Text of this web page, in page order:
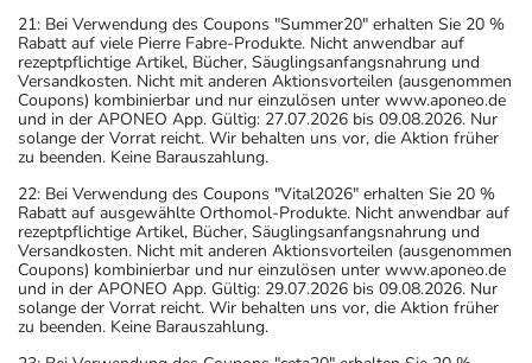
21: Bei Verwendung des Coupons "Summer20" erhalten Sie 20 %
Rabatt auf viele Pierre Fabre-Produkte. Nicht anwendbar auf
rezeptpflichtige Artikel, Bücher, Säuglingsanfangsnahrung und
Versandkosten. Nicht mit anderen Aktionsvorteilen (ausgenommen
Coupons) kombinierbar und nur einzulösen unter www.aponeo.de
und in der APONEO App. Gültig: 27.07.2026 bis 09.08.2026. Nur
solange der Vorrat reicht. Wir behalten uns vor, die Aktion früher
zu beenden. Keine Barauszahlung.
22: Bei Verwendung des Coupons "Vital2026" erhalten Sie 20 %
Rabatt auf ausgewählte Orthomol-Produkte. Nicht anwendbar auf
rezeptpflichtige Artikel, Bücher, Säuglingsanfangsnahrung und
Versandkosten. Nicht mit anderen Aktionsvorteilen (ausgenommen
Coupons) kombinierbar und nur einzulösen unter www.aponeo.de
und in der APONEO App. Gültig: 29.07.2026 bis 09.08.2026. Nur
solange der Vorrat reicht. Wir behalten uns vor, die Aktion früher
zu beenden. Keine Barauszahlung.